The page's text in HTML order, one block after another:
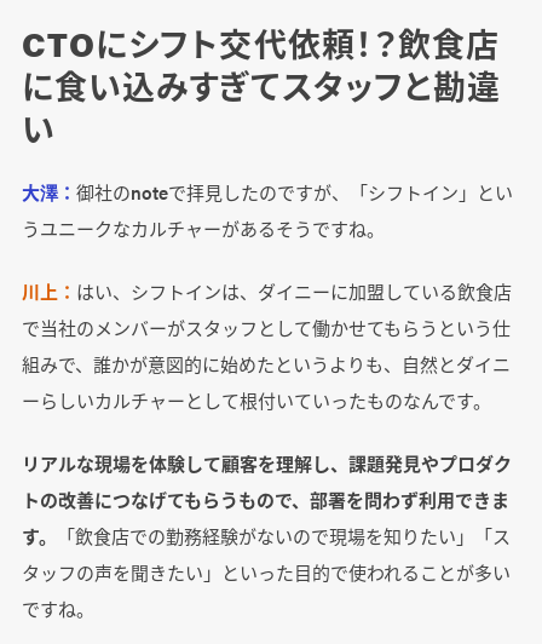
CTOにシフト交代依頼！？飲食店
に食い込みすぎてスタッフと勘違
い
大澤： 御社のnoteで拝見したのですが、「シフトイン」とい
うユニークなカルチャーがあるそうですね。
川上： はい、シフトインは、ダイニーに加盟している飲食店
で当社のメンバーがスタッフとして働かせてもらうという仕
組みで、誰かが意図的に始めたというよりも、自然とダイニ
ーらしいカルチャーとして根付いていったものなんです。
リアルな現場を体験して顧客を理解し、課題発見やプロダク
トの改善につなげてもらうもので、部署を問わず利用できま
す。
「飲食店での勤務経験がないので現場を知りたい」「ス
タッフの声を聞きたい」といった目的で使われることが多い
ですね。